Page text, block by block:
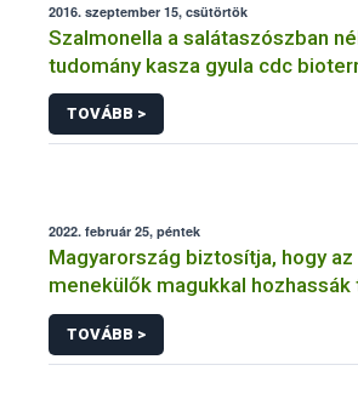
2016. szeptember 15, csütörtök
Szalmonella a salátaszószban
tudomány kasza gyula cdc
lépfene
TOVÁBB >
2022. február 25, péntek
Magyarország biztosítja, hogy az
menekülők magukkal
TOVÁBB >